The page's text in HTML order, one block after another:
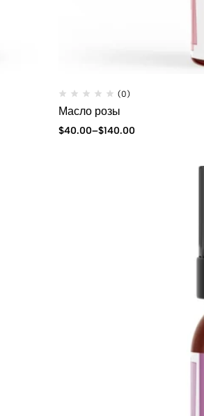
(0)
Масло розы
$40.00–$140.00